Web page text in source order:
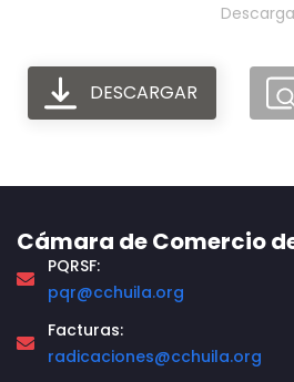
DESCARGAR
Cámara de Comercio
PQRSF:
pqr@cchuila.org
Facturas:
radicaciones@cchuila.org